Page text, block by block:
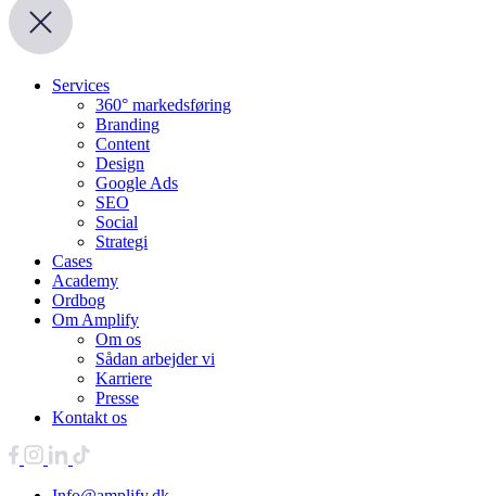
Services
360° markedsføring
Branding
Content
Design
Google Ads
SEO
Social
Strategi
Cases
Academy
Ordbog
Om Amplify
Om os
Sådan arbejder vi
Karriere
Presse
Kontakt os